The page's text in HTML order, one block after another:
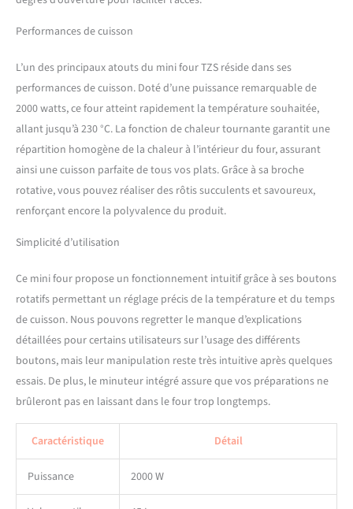
pour des plats croustillants,
rotative assure une cuisson
régulière et savoureuse
SÉCURITÉ ET CONFORT
GARANTIS : Grâce à la
poignée en acier inox, la
minuterie de 60 min et la
mise à la terre, ce mini four
grill offre une utilisation
Performances de cuisson
L’un des principaux atouts du mini four TZS réside dans ses
performances de cuisson. Doté d’une puissance remarquable de
2000 watts, ce four atteint rapidement la température souhaitée,
allant jusqu’à 230 °C. La fonction de chaleur tournante garantit une
répartition homogène de la chaleur à l’intérieur du four, assurant
ainsi une cuisson parfaite de tous vos plats. Grâce à sa broche
rotative, vous pouvez réaliser des rôtis succulents et savoureux,
renforçant encore la polyvalence du produit.
Simplicité d’utilisation
Ce mini four propose un fonctionnement intuitif grâce à ses boutons
rotatifs permettant un réglage précis de la température et du temps
de cuisson. Nous pouvons regretter le manque d’explications
détaillées pour certains utilisateurs sur l’usage des différents
boutons, mais leur manipulation reste très intuitive après quelques
essais. De plus, le minuteur intégré assure que vos préparations ne
brûleront pas en laissant dans le four trop longtemps.
Caractéristique Détail
Puissance 2000 W